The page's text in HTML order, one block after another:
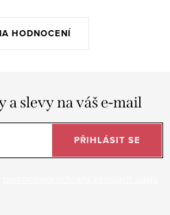
HODNOCENÍ
slevy na váš e-mail
PŘIHLÁSIT SE